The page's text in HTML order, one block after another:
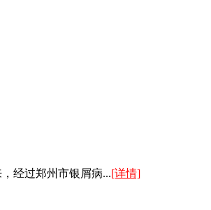
经过郑州市银屑病...[详情]